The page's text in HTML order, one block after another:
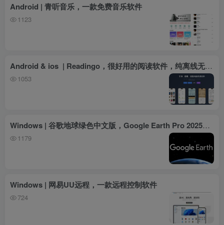
Android | 青听音乐，一款免费音乐软件
1123
Android & ios | Readingo，很好用的阅读软件，纯离线无广告
1053
Windows | 谷歌地球绿色中文版，Google Earth Pro 2025版本
1179
Windows | 网易UU远程，一款远程控制软件
724